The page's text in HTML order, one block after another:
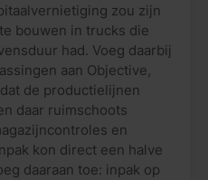
zou zijn
bouwen in trucks die
had. Voeg daarbij
aan Objective,
de productielijnen
daar ruimschoots
en
kon direct een halve
daaraan toe: inpak op